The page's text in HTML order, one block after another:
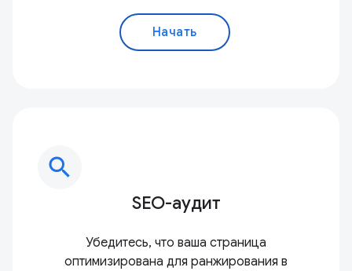
Начать
search
SEO-аудит
Убедитесь, что ваша страница
оптимизирована для ранжирования в